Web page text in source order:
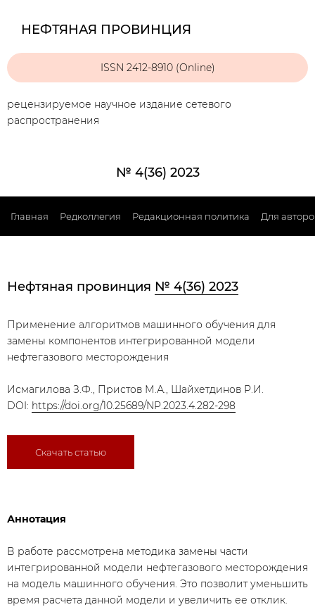
НЕФТЯНАЯ ПРОВИНЦИЯ
ISSN 2412-8910 (Online)
рецензируемое научное издание сетевого
распространения
№ 4(36) 2023
Главная Редколлегия Редакционная политика Для
Нефтяная провинция № 4(36) 2023
Применение алгоритмов машинного обучения для
замены компонентов интегрированной модели
нефтегазового месторождения
Исмагилова З.Ф., Пристов М.А., Шайхетдинов Р.И.
DOI: https://doi.org/10.25689/NP.2023.4.282-298
Скачать статью
Аннотация
В работе рассмотрена методика замены части
интегрированной модели нефтегазового месторождения
на модель машинного обучения. Это позволит уменьшить
время расчета данной модели и увеличить ее отклик.